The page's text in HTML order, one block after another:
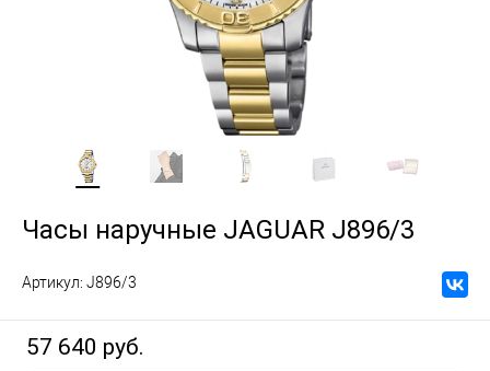
Часы наручные JAGUAR J896/3
Артикул: J896/3
57 640 руб.